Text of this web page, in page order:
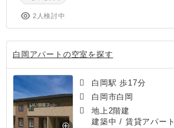
2人検討中
白岡アパートの空室を探す
白岡駅 歩17分
白岡市白岡
地上2階建
建築中 / 賃貸アパート